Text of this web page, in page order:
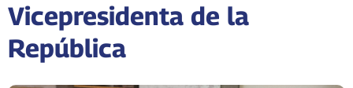
Vicepresidenta de la
República